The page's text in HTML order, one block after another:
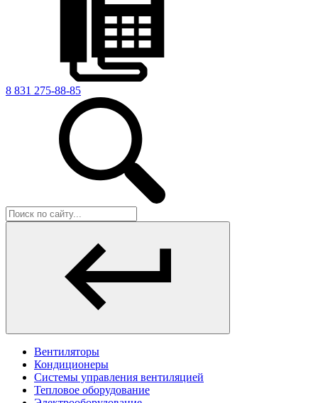
8 831 275-88-85
Вентиляторы
Кондиционеры
Системы управления вентиляцией
Тепловое оборудование